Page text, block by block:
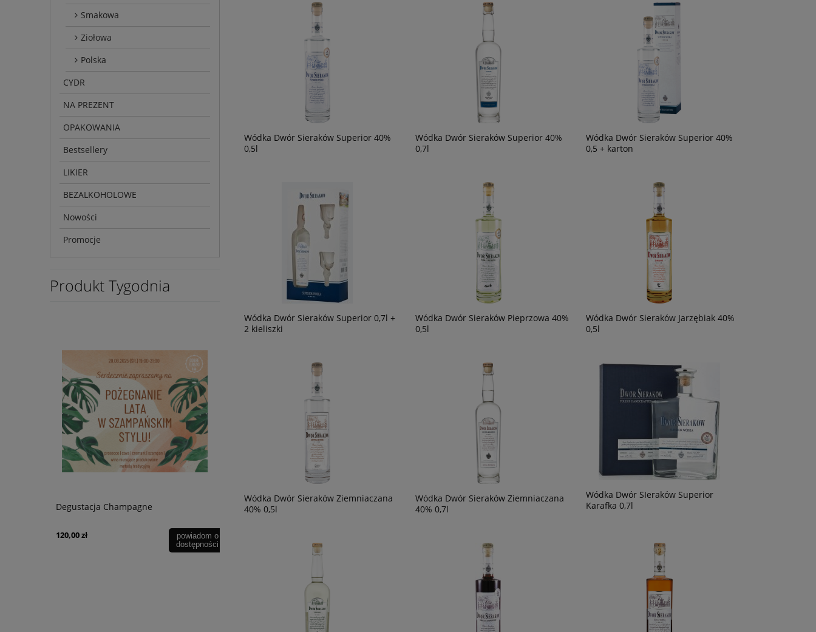
Smakowa
Ziołowa
Polska
CYDR
NA PREZENT
OPAKOWANIA
Bestsellery
LIKIER
BEZALKOHOLOWE
Nowości
Promocje
Produkt Tygodnia
Degustacja Champagne
120,00 zł
powiadom o
dostępności
Wino Bonfils L'Esparrou Cabernet
Wino Prosecco DOC Extra dry Castello
Wino Bonfils L'Esparrou Chardonnay
Wódka Dwór Sieraków Superior 40%
0,5l
Wódka Dwór Sieraków Superior 40%
0,7l
Wódka Dwór Sieraków Superior 40%
0,5 + karton
Wódka Dwór Sieraków Superior 0,7l +
2 kieliszki
Wódka Dwór Sieraków Pieprzowa 40%
0,5l
Wódka Dwór Sieraków Jarzębiak 40%
0,5l
Wódka Dwór Sieraków Ziemniaczana
40% 0,5l
Wódka Dwór Sieraków Ziemniaczana
40% 0,7l
Wódka Dwór SIeraków Superior
Karafka 0,7l